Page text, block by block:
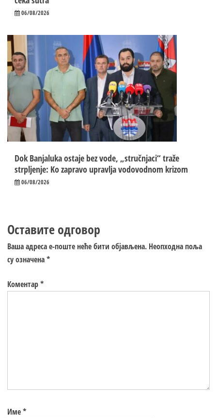
06/08/2026
Dok Banjaluka ostaje bez vode, „stručnjaci“ traže
strpljenje: Ko zapravo upravlja vodovodnom krizom
06/08/2026
Оставите одговор
Ваша адреса е-поште неће бити објављена. Неопходна поља
су означена*
Коментар*
Име*